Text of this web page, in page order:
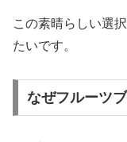
この素晴らしい選
たいです。
なぜフルーツ